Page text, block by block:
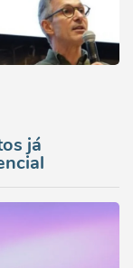
já